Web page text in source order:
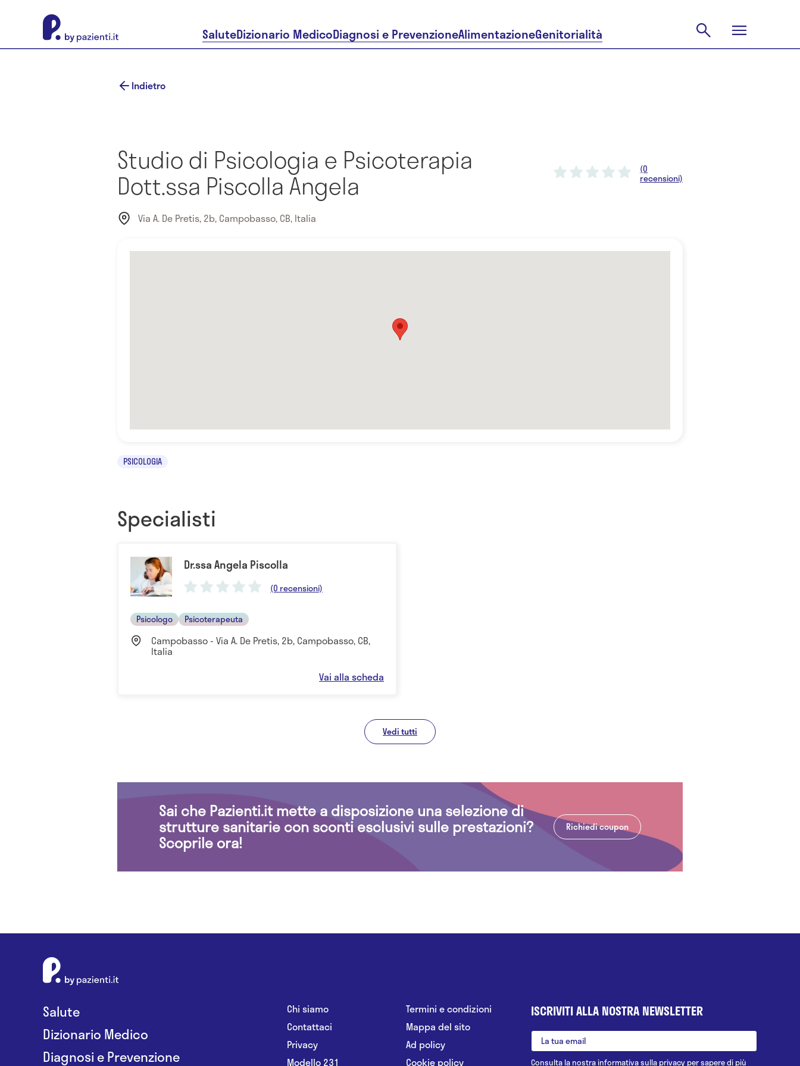
SaluteDizionario MedicoDiagnosi e PrevenzioneAlimentazioneGenitorialità
Indietro
Studio di Psicologia e Psicoterapia
Dott.ssa Piscolla Angela (0
recensioni)
Via A. De Pretis, 2b, Campobasso, CB, Italia
PSICOLOGIA
Specialisti
Dr.ssa Angela Piscolla
(0 recensioni)
Psicologo Psicoterapeuta
Campobasso - Via A. De Pretis, 2b, Campobasso, CB,
Italia
Vai alla scheda
Vedi tutti
Sai che Pazienti.it mette a disposizione una selezione di
strutture sanitarie con sconti esclusivi sulle prestazioni?
Scoprile ora!
Richiedi coupon
Salute
Dizionario Medico
Diagnosi e Prevenzione
Chi siamo
Contattaci
Privacy
Modello 231
Termini e condizioni
Mappa del sito
Ad policy
Cookie policy
ISCRIVITI ALLA NOSTRA NEWSLETTER
Consulta la nostrainformativa sulla privacy per sapere di più